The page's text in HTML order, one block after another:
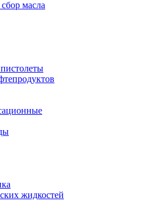
масла
жидкостей